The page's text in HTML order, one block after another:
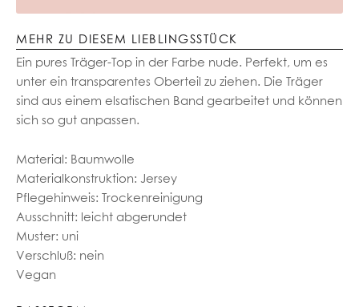
MEHR ZU DIESEM LIEBLINGSSTÜCK
Ein pures Träger-Top in der Farbe nude. Perfekt, um es
unter ein transparentes Oberteil zu ziehen. Die Träger
sind aus einem elsatischen Band gearbeitet und können
sich so gut anpassen.
Material: Baumwolle
Materialkonstruktion: Jersey
Pflegehinweis: Trockenreinigung
Ausschnitt: leicht abgerundet
Muster: uni
Verschluß: nein
Vegan